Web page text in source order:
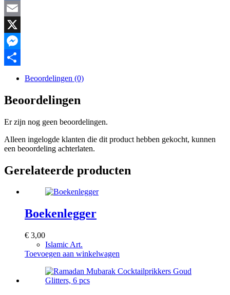
Facebook
Email
X
Messenger
Beoordelingen (0)
Beoordelingen
Er zijn nog geen beoordelingen.
Alleen ingelogde klanten die dit product hebben gekocht, kunnen
een beoordeling achterlaten.
Gerelateerde producten
Boekenlegger
€ 3,00
Islamic Art.
Toevoegen aan winkelwagen